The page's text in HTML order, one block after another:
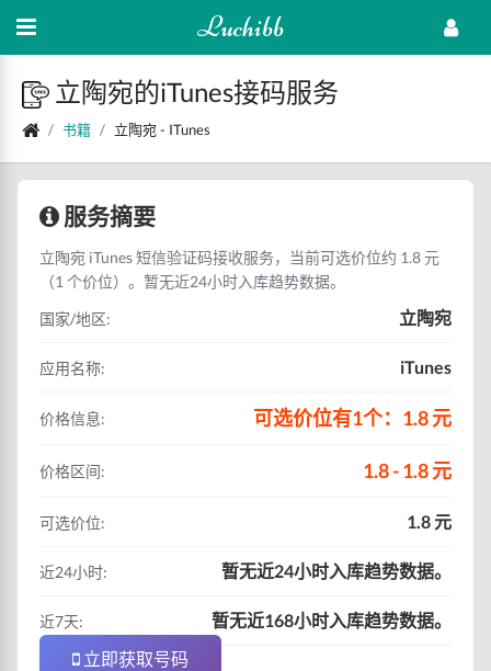
Luchibb
立陶宛的iTunes接码服务
书籍 立陶宛 - ITunes
服务摘要
立陶宛 iTunes 短信验证码接收服务，当前可选价位约 1.8 元
（1 个价位）。暂无近24小时入库趋势数据。
国家/地区:
立陶宛
应用名称: iTunes
价格信息: 可选价位有1个：1.8 元
价格区间: 1.8 - 1.8 元
可选价位: 1.8 元
近24小时: 暂无近24小时入库趋势数据。
近7天:
暂无近168小时入库趋势数据。
立即获取号码